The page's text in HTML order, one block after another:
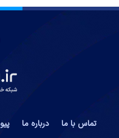
تماس با ما درباره ما